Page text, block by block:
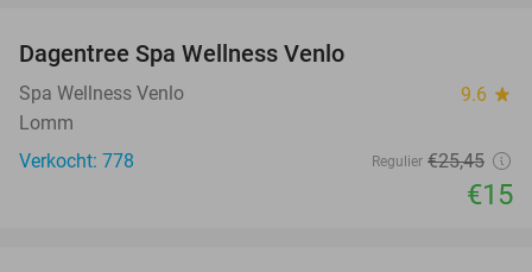
Dagentree Spa Wellness Venlo
Spa Wellness Venlo 9.6 star
Lomm
Verkocht: 778
Regulier €25,45
€15